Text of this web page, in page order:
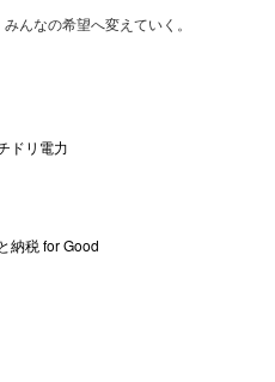
んなの希望へ変えていく。
ドリ電力
納税 for Good